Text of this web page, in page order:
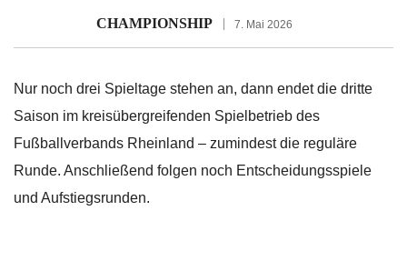
CHAMPIONSHIP 7. Mai 2026
Nur noch drei Spieltage stehen an, dann endet die dritte
Saison im kreisübergreifenden Spielbetrieb des
Fußballverbands Rheinland – zumindest die reguläre
Runde. Anschließend folgen noch Entscheidungsspiele
und Aufstiegsrunden.